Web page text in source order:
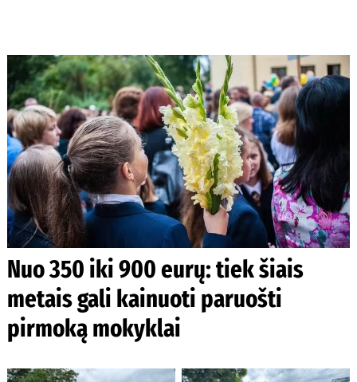
Nuo 350 iki 900 eurų: tiek šiais
metais gali kainuoti paruošti
pirmoką mokyklai